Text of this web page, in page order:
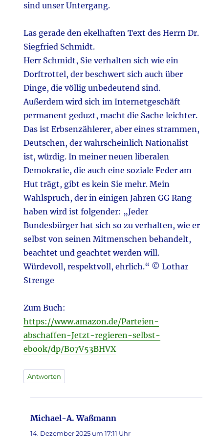
sind unser Untergang.
Las gerade den ekelhaften Text des Herrn Dr.
Siegfried Schmidt.
Herr Schmidt, Sie verhalten sich wie ein
Dorftrottel, der beschwert sich auch über
Dinge, die völlig unbedeutend sind.
Außerdem wird sich im Internetgeschäft
permanent geduzt, macht die Sache leichter.
Das ist Erbsenzählerer, aber eines strammen,
Deutschen, der wahrscheinlich Nationalist
ist, würdig. In meiner neuen liberalen
Demokratie, die auch eine soziale Feder am
Hut trägt, gibt es kein Sie mehr. Mein
Wahlspruch, der in einigen Jahren GG Rang
haben wird ist folgender: „Jeder
Bundesbürger hat sich so zu verhalten, wie er
selbst von seinen Mitmenschen behandelt,
beachtet und geachtet werden will.
Würdevoll, respektvoll, ehrlich.“ © Lothar
Strenge
Zum Buch:
https://www.amazon.de/Parteien-
abschaffen-Jetzt-regieren-selbst-
ebook/dp/B07V53BHVX
Antworten
Michael-A. Waßmann
14. Dezember 2025 um 17:11 Uhr